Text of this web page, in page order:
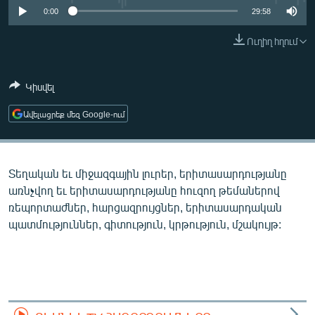
ՄԻՋԱԶԳԱՅԻՆ
ՄԵԿՆԱԲԱՆՈՒԹՅՈՒՆ
ՏՏ ԵՒ ԻՆՏԵՐՆԵՏ
ԿՈՐՈՆԱՎԻՐՈՒՍ
ՏԵՍԱՆՅՈՒԹԵՐ
ԲԱՆԱՎԵՃ
Հայերեն
0:00 29:58
Ուղիղ հղում
Կիսվել
Ավելացրեք մեզ Google-ում
Տեղական եւ միջազգային լուրեր, երիտասարդությանը
առնչվող եւ երիտասարդությանը հուզող թեմաներով
ռեպորտաժներ, հարցազրույցներ, երիտասարդական
պատմություններ, գիտություն, կրթություն, մշակույթ: